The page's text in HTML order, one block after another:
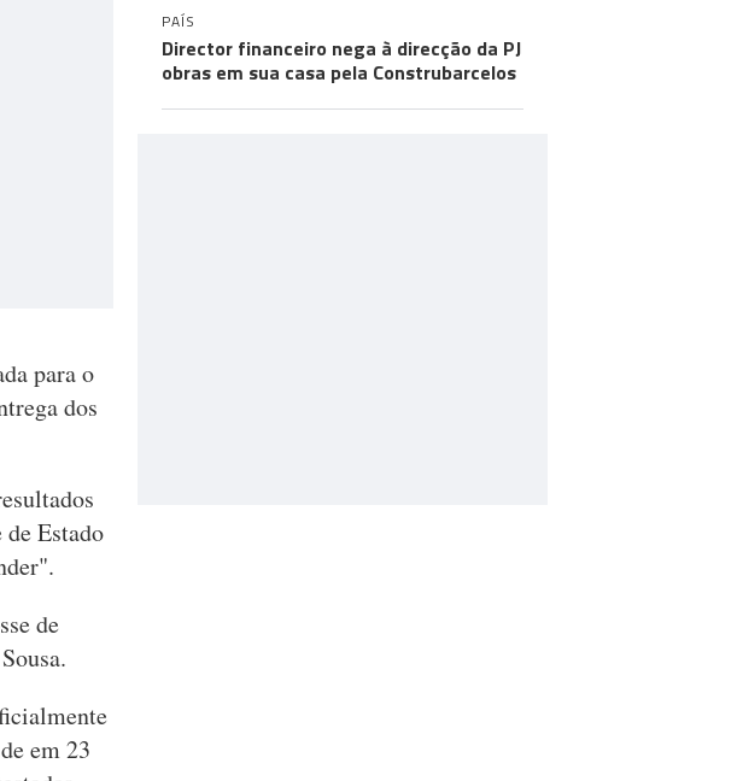
para o
dos
Estado
de
em 23
PAÍS
Director financeiro nega à direcção da PJ
obras em sua casa pela Construbarcelos